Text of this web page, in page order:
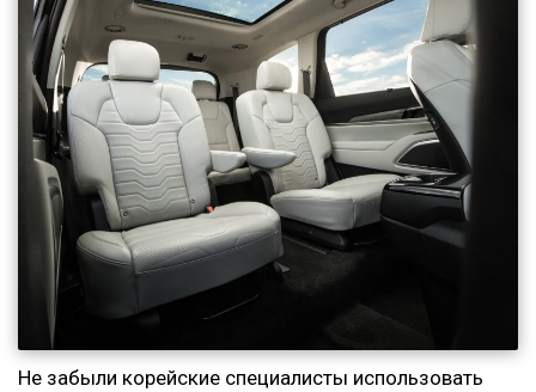
Не забыли корейские специалисты использовать